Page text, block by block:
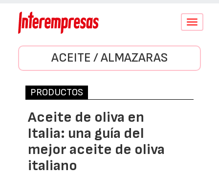
Conmutar
ACEITE / ALMAZARAS
PRODUCTOS
Aceite de oliva en
Italia: una guía del
mejor aceite de oliva
italiano